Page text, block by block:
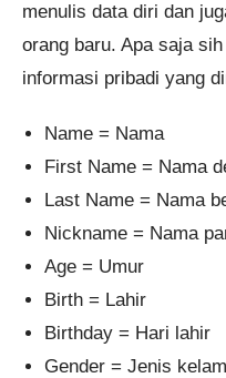
menulis data diri dan
orang baru. Apa saja
informasi pribadi yang
Name = Nama
First Name = Nama
Last Name = Nama
Nickname = Nama
Age = Umur
Birth = Lahir
Birthday = Hari lahir
Gender = Jenis